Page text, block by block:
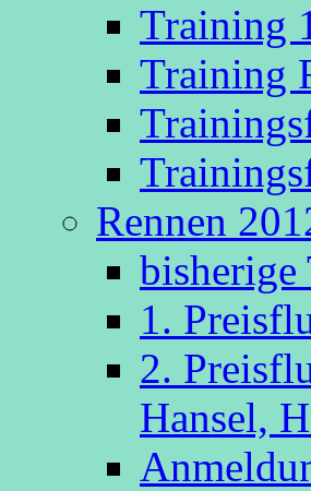
Training
Training
Rennen
bisherige
1.
2.
Hansel,